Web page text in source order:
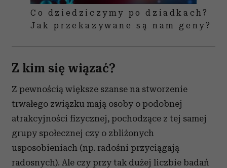
Co dziedziczymy po dziadkach?
Jak przekazywane są nam geny?
Z kim się wiązać?
Z pewnością większe szanse na stworzenie
trwałego związku mają osoby o podobnej
atrakcyjności fizycznej, pochodzące z tej samej
grupy społecznej czy o zbliżonych
usposobieniach (np. radośni przyciągają
radosnych). Ale czy przy tak dużej liczbie badań